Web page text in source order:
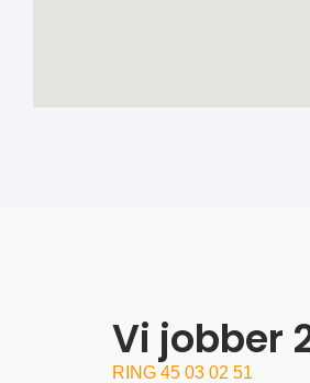
Vi jobber
RING 45 03 02 51